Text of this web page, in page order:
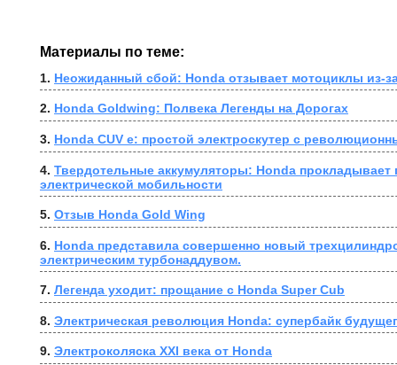
Материалы по теме:
1. Неожиданный сбой: Honda отзывает мотоциклы из-
2. Honda Goldwing: Полвека Легенды на Дорогах
3. Honda CUV e: простой электроскутер с
4. Твердотельные аккумуляторы: Honda прокладывает
электрической мобильности
5. Отзыв Honda Gold Wing
6. Honda представила совершенно новый
электрическим турбонаддувом.
7. Легенда уходит: прощание с Honda Super Cub
8. Электрическая революция Honda: супербайк
9. Электроколяска XXI века от Honda